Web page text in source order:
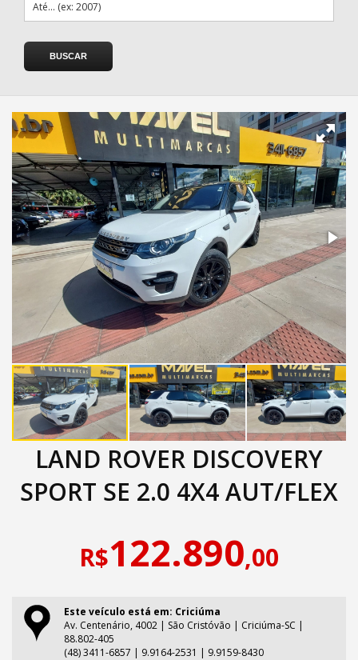
LAND ROVER DISCOVERY
SPORT SE 2.0 4X4 AUT/FLEX
R$122.890,00
Este veículo está em: Criciúma
Av. Centenário, 4002 | São Cristóvão | Criciúma-SC |
88.802-405
(48) 3411-6857 | 9.9164-2531 | 9.9159-8430